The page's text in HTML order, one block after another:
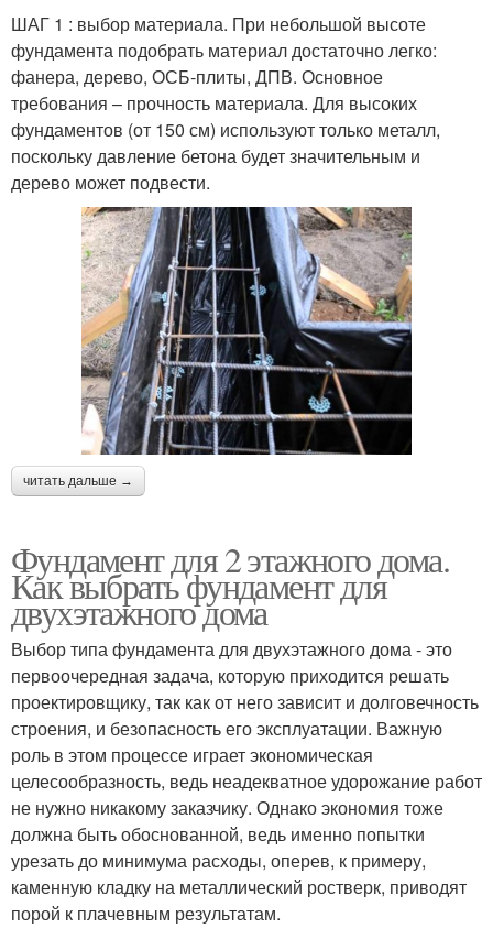
ШАГ 1 : выбор материала. При небольшой высоте
фундамента подобрать материал достаточно легко:
фанера, дерево, ОСБ-плиты, ДПВ. Основное
требования – прочность материала. Для высоких
фундаментов (от 150 см) используют только металл,
поскольку давление бетона будет значительным и
дерево может подвести.
читать дальше →
Фундамент для 2 этажного дома.
Как выбрать фундамент для
двухэтажного дома
Выбор типа фундамента для двухэтажного дома - это
первоочередная задача, которую приходится решать
проектировщику, так как от него зависит и долговечность
строения, и безопасность его эксплуатации. Важную
роль в этом процессе играет экономическая
целесообразность, ведь неадекватное удорожание работ
не нужно никакому заказчику. Однако экономия тоже
должна быть обоснованной, ведь именно попытки
урезать до минимума расходы, оперев, к примеру,
каменную кладку на металлический ростверк, приводят
порой к плачевным результатам.